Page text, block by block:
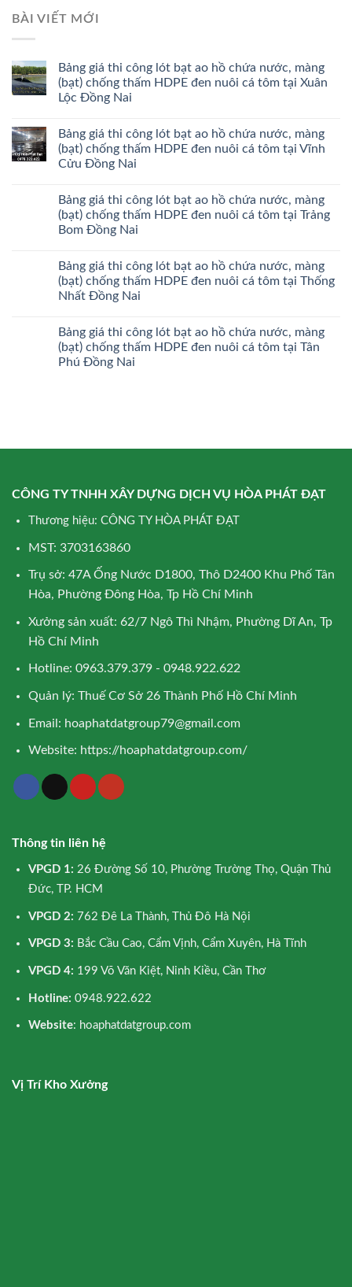
BÀI VIẾT MỚI
Bảng giá thi công lót bạt ao hồ chứa nước, màng
(bạt) chống thấm HDPE đen nuôi cá tôm tại Xuân
Lộc Đồng Nai
Bảng giá thi công lót bạt ao hồ chứa nước, màng
(bạt) chống thấm HDPE đen nuôi cá tôm tại Vĩnh
Cửu Đồng Nai
Bảng giá thi công lót bạt ao hồ chứa nước, màng
(bạt) chống thấm HDPE đen nuôi cá tôm tại Trảng
Bom Đồng Nai
Bảng giá thi công lót bạt ao hồ chứa nước, màng
(bạt) chống thấm HDPE đen nuôi cá tôm tại Thống
Nhất Đồng Nai
Bảng giá thi công lót bạt ao hồ chứa nước, màng
(bạt) chống thấm HDPE đen nuôi cá tôm tại Tân
Phú Đồng Nai
CÔNG TY TNHH XÂY DỰNG DỊCH VỤ HÒA PHÁT ĐẠT
Thương hiệu: CÔNG TY HÒA PHÁT ĐẠT
MST: 3703163860
Trụ sở: 47A Ống Nước D1800, Thô D2400 Khu Phố Tân
Hòa, Phường Đông Hòa, Tp Hồ Chí Minh
Xưởng sản xuất: 62/7 Ngô Thì Nhậm, Phường Dĩ An, Tp
Hồ Chí Minh
Hotline: 0963.379.379 - 0948.922.622
Quản lý: Thuế Cơ Sở 26 Thành Phố Hồ Chí Minh
Email: hoaphatdatgroup79@gmail.com
Website: https://hoaphatdatgroup.com/
Thông tin liên hệ
VPGD 1: 26 Đường Số 10, Phường Trường Thọ, Quận Thủ
Đức, TP. HCM
VPGD 2: 762 Đê La Thành, Thủ Đô Hà Nội
VPGD 3: Bắc Cầu Cao, Cẩm Vịnh, Cẩm Xuyên, Hà Tĩnh
VPGD 4: 199 Võ Văn Kiệt, Ninh Kiều, Cần Thơ
Hotline: 0948.922.622
Website: hoaphatdatgroup.com
Vị Trí Kho Xưởng